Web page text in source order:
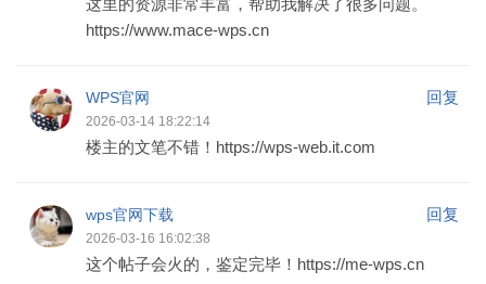
这里的资源非常丰富，帮助我解决了很多问题。
https://www.mace-wps.cn
WPS官网 回复
2026-03-14 18:22:14
楼主的文笔不错！https://wps-web.it.com
wps官网下载 回复
2026-03-16 16:02:38
这个帖子会火的，鉴定完毕！https://me-wps.cn